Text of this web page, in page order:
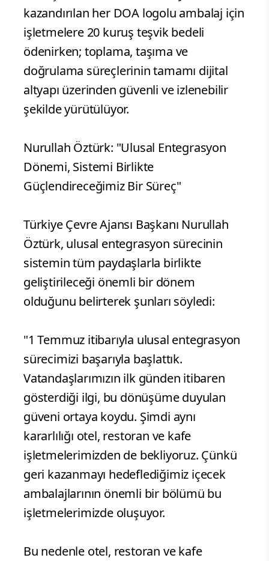
kazandırılan her DOA logolu ambalaj için
işletmelere 20 kuruş teşvik bedeli
ödenirken; toplama, taşıma ve
doğrulama süreçlerinin tamamı dijital
altyapı üzerinden güvenli ve izlenebilir
şekilde yürütülüyor.
Nurullah Öztürk: "Ulusal Entegrasyon
Dönemi, Sistemi Birlikte
Güçlendireceğimiz Bir Süreç"
Türkiye Çevre Ajansı Başkanı Nurullah
Öztürk, ulusal entegrasyon sürecinin
sistemin tüm paydaşlarla birlikte
geliştirileceği önemli bir dönem
olduğunu belirterek şunları söyledi:
"1 Temmuz itibarıyla ulusal entegrasyon
sürecimizi başarıyla başlattık.
Vatandaşlarımızın ilk günden itibaren
gösterdiği ilgi, bu dönüşüme duyulan
güveni ortaya koydu. Şimdi aynı
kararlılığı otel, restoran ve kafe
işletmelerimizden de bekliyoruz. Çünkü
geri kazanmayı hedeflediğimiz içecek
ambalajlarının önemli bir bölümü bu
işletmelerimizde oluşuyor.
Bu nedenle otel, restoran ve kafe